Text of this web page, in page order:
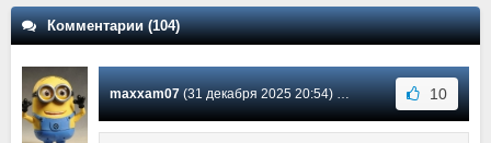
Комментарии (104)
maxxam07(31 декабря 2025 20:54) Сообщение #44 10